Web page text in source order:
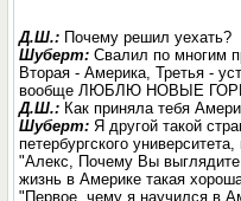
Д.Ш.: Почему решил уехать?
Шуберт: Свалил по многим
Вторая - Америка, Третья -
вообще ЛЮБЛЮ НОВЫЕ
Д.Ш.: Как приняла тебя
Шуберт:Я другой такой
петербургского
"Алекс, Почему Вы
жизнь в Америке такая
"Первое, чему я научился в